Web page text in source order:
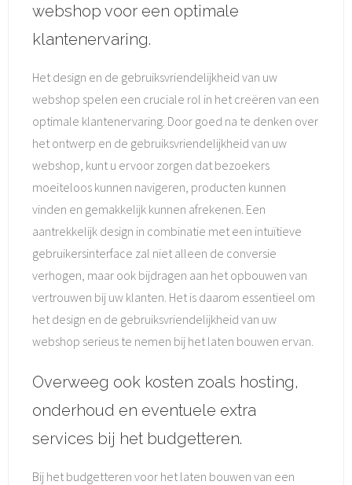
webshop voor een optimale
klantenervaring.
Het design en de gebruiksvriendelijkheid van uw
webshop spelen een cruciale rol in het creëren van een
optimale klantenervaring. Door goed na te denken over
het ontwerp en de gebruiksvriendelijkheid van uw
webshop, kunt u ervoor zorgen dat bezoekers
moeiteloos kunnen navigeren, producten kunnen
vinden en gemakkelijk kunnen afrekenen. Een
aantrekkelijk design in combinatie met een intuïtieve
gebruikersinterface zal niet alleen de conversie
verhogen, maar ook bijdragen aan het opbouwen van
vertrouwen bij uw klanten. Het is daarom essentieel om
het design en de gebruiksvriendelijkheid van uw
webshop serieus te nemen bij het laten bouwen ervan.
Overweeg ook kosten zoals hosting,
onderhoud en eventuele extra
services bij het budgetteren.
Bij het budgetteren voor het laten bouwen van een